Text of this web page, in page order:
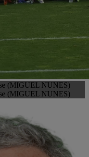
(MIGUEL NUNES)
(MIGUEL NUNES)